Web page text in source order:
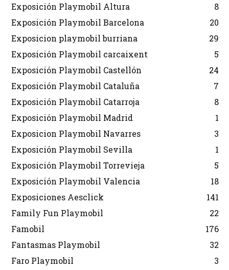
Exposición Playmobil Altura
8
Exposición Playmobil Barcelona
20
Exposicion playmobil burriana
29
Exposición Playmobil carcaixent
5
Exposición Playmobil Castellón
24
Exposición Playmobil Cataluña
7
Exposición Playmobil Catarroja
8
Exposición Playmobil Madrid
1
Exposicion Playmobil Navarres
3
Exposición Playmobil Sevilla
1
Exposición Playmobil Torrevieja
5
Exposición Playmobil Valencia
18
Exposiciones Aesclick
141
Family Fun Playmobil
22
Famobil
176
Fantasmas Playmobil
32
Faro Playmobil
3